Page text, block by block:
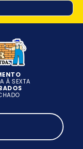
À SEXTA